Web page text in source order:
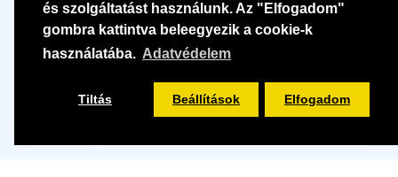
és szolgáltatást használunk. Az "Elfogadom"
gombra kattintva beleegyezik a cookie-k
használatába. Adatvédelem
Tiltás Beállítások Elfogadom